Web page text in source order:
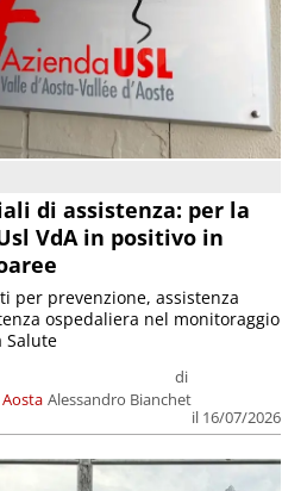
di assistenza: per la
VdA in positivo in
Aosta
di
Alessandro Bianchet
il 16/07/2026
per prevenzione, assistenza
ospedaliera nel monitoraggio
Salute